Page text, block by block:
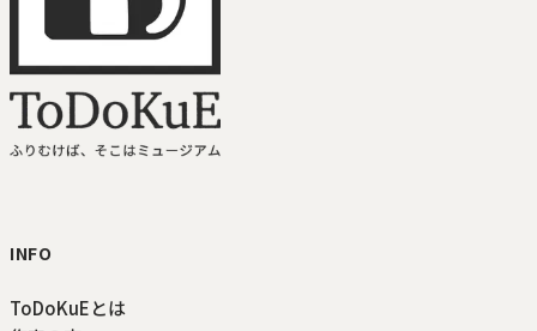
INFO
ToDoKuEとは